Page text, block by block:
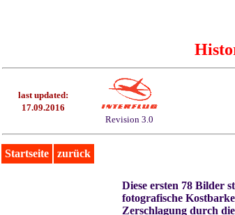
last updated:
17.09.2016
Revision 3.0
Startseite zurück
Diese ersten 78 Bilder
fotografische
Zerschlagung durch